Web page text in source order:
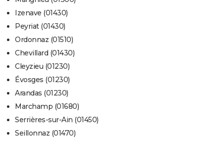
Izenave (01430)
Peyriat (01430)
Ordonnaz (01510)
Chevillard (01430)
Cleyzieu (01230)
Évosges (01230)
Arandas (01230)
Marchamp (01680)
Serrières-sur-Ain (01450)
Seillonnaz (01470)